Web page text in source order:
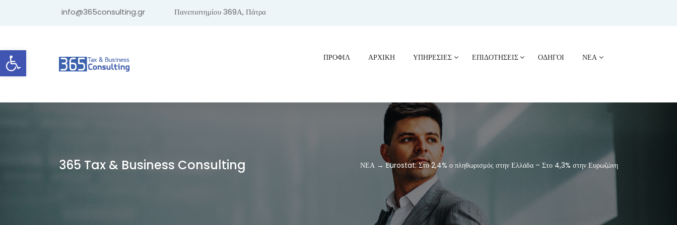
Ανοίξτε τη γραμμή εργαλείων
info@365consulting.gr Πανεπιστημίου 369Α, Πάτρα
ΠΡΟΦΊΛ ΑΡΧΙΚΗ ΥΠΗΡΕΣΙΕΣ ΕΠΙΔΟΤΗΣΕΙΣ ΟΔΗΓΟΙ ΝΕΑ
365 Tax & Business Consulting ΝΕΑ → Eurostat: Στο 2,4% ο πληθωρισμός στην Ελλάδα – Στο 4,3% στην Ευρωζώνη